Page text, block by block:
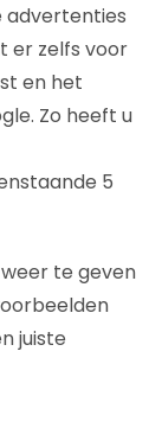
advertenties
er zelfs voor
en het
Zo heeft u
5
te geven
juiste